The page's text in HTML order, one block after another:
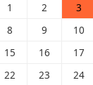
1 2 3
8 9 10
15 16 17
22 23 24